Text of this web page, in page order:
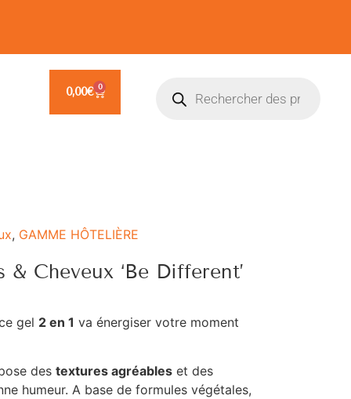
0,00€ 0
, GAMME HÔTELIÈRE
Cheveux ‘Be Different’
gel 2 en 1 va énergiser votre moment
des textures agréables et des
humeur. A base de formules végétales,